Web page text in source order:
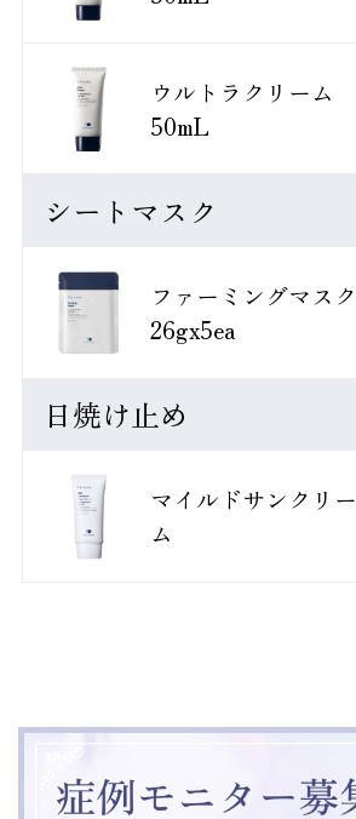
ウルトラクリーム
50mL
シートマスク
ファーミングマスク
26gx5ea
日焼け止め
マイルドサンクリー
ム